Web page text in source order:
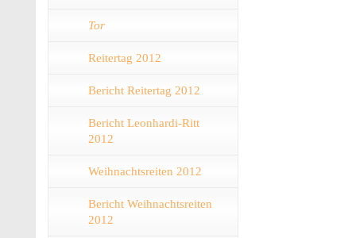
Tor
Reitertag 2012
Bericht Reitertag 2012
Bericht Leonhardi-Ritt
2012
Weihnachtsreiten 2012
Bericht Weihnachtsreiten
2012